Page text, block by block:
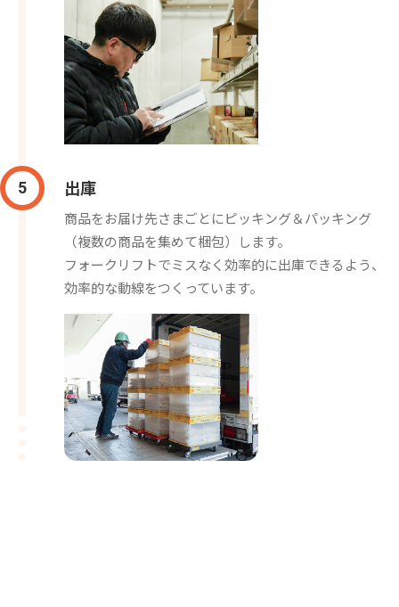
5 出庫
商品をお届け先さまごとにピッキング＆パッキング
（複数の商品を集めて梱包）します。
フォークリフトでミスなく効率的に出庫できるよう、
効率的な動線をつくっています。